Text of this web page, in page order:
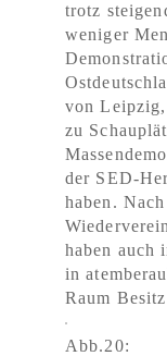
trotz
weniger
von
zu
der SED-
haben.
haben auch
in
Raum
Abb.20: